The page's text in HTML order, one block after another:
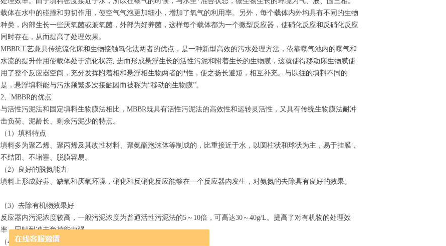
载体在水中的碰撞和剪切作用，使空气气泡更加细小，增加了氧气的利用率。另外，每个载体内外均具有不同的生物
种类，内部生长一些厌氧菌或兼氧菌，外部为好养菌，这样每个载体都为一个微型反应器，使硝化反应和反硝化反应
同时存在，从而提高了处理效果。
MBBR工艺兼具传统流化床和生物接触氧化法两者的优点，是一种新型高效的污水处理方法，依靠曝气池内的曝气和
水流的提升作用使载体处于流化状态, 进而形成悬浮生长的活性污泥和附着生长的生物膜，这就使得移动床生物膜使
用了整个反应器空间，充分发挥附着相和悬浮相生物两者的*性，使之扬长避短，相互补充。与以往的填料不同的
是，悬浮填料能与污水频繁多次接触因而被称为“移动的生物膜”。
2、MBBR的优点
与活性污泥法和固定填料生物膜法相比，MBBR既具有活性污泥法的高效性和运转灵活性，又具有传统生物膜法耐冲
击负荷、泥龄长、剩余污泥少的特点。
（1）填料特点
填料多为聚乙烯、聚丙烯及其改性材料、聚氨酯泡沫体等制成的，比重接近于水，以圆柱状和球状为主，易于挂膜，
不结团、不堵塞、脱膜容易。
（2）良好的脱氮能力
填料上形成好养、缺氧和厌氧环境，硝化和反硝化反应能够在一个反应器内发生，对氨氮的去除具有良好的效果。
（3）去除有机物效果好
反应器内污泥浓度较高，一般污泥浓度为普通活性污泥法的5～10倍，可高达30～40g/L。提高了对有机物的处理效
率，同时耐冲击负荷能力强。
（4）易于维护管理